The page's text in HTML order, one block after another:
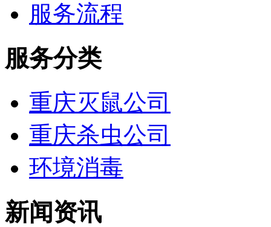
服务流程
服务分类
重庆灭鼠公司
重庆杀虫公司
环境消毒
新闻资讯